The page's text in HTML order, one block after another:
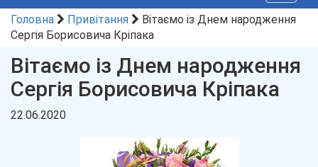
Головна
Привітання
Вітаємо із Днем народження
Сергія Борисовича Кріпака
Вітаємо із Днем народження
Сергія Борисовича Кріпака
22.06.2020